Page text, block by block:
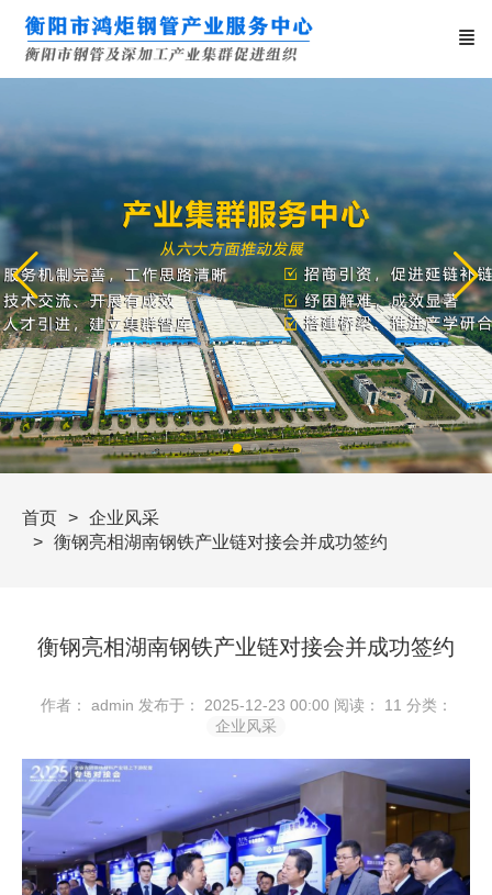
首页
企业风采
衡钢亮相湖南钢铁产业链对接会并成功签约
衡钢亮相湖南钢铁产业链对接会并成功签约
作者： admin 发布于： 2025-12-23 00:00 阅读： 11 分类：
企业风采